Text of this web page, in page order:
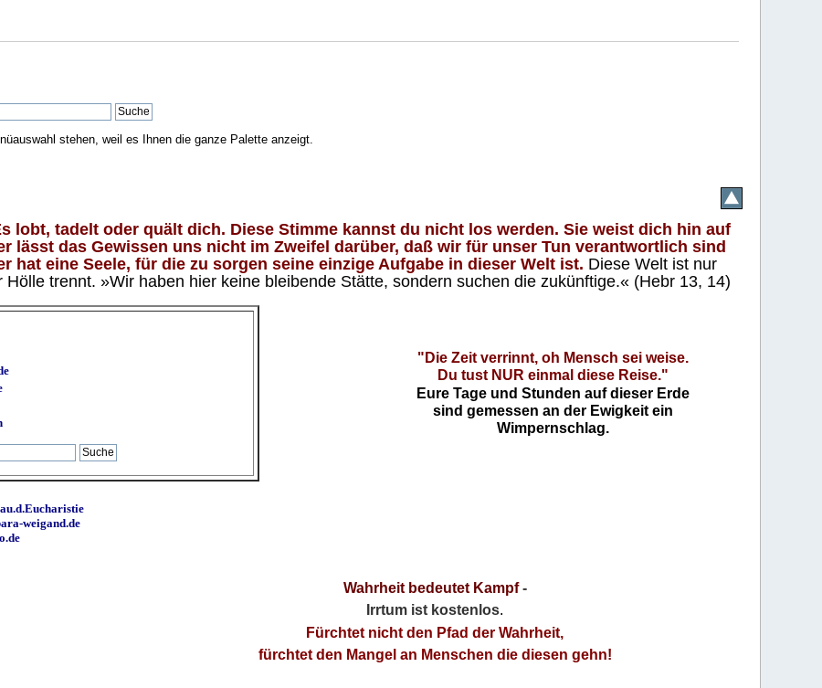
stehen, weil es Ihnen die ganze Palette anzeigt.
lobt, tadelt oder quält dich. Diese Stimme kannst du nicht los werden. Sie weist dich hin auf
lässt das Gewissen uns nicht im Zweifel darüber, daß wir für unser Tun verantwortlich sind
hat eine Seele, für die zu sorgen seine einzige Aufgabe in dieser Welt ist. Diese Welt ist nur
trennt. »Wir haben hier keine bleibende Stätte, sondern suchen die zukünftige.« (Hebr 13, 14)
"Die Zeit verrinnt, oh Mensch sei weise.
Du tust NUR einmal diese Reise."
Eure Tage und Stunden auf dieser Erde
sind gemessen an der Ewigkeit ein
Wimpernschlag.
weigand.de
Wahrheit bedeutet Kampf-
Irrtum ist kostenlos.
Fürchtet nicht den Pfad der Wahrheit,
fürchtet den Mangel an Menschen die diesen gehn!